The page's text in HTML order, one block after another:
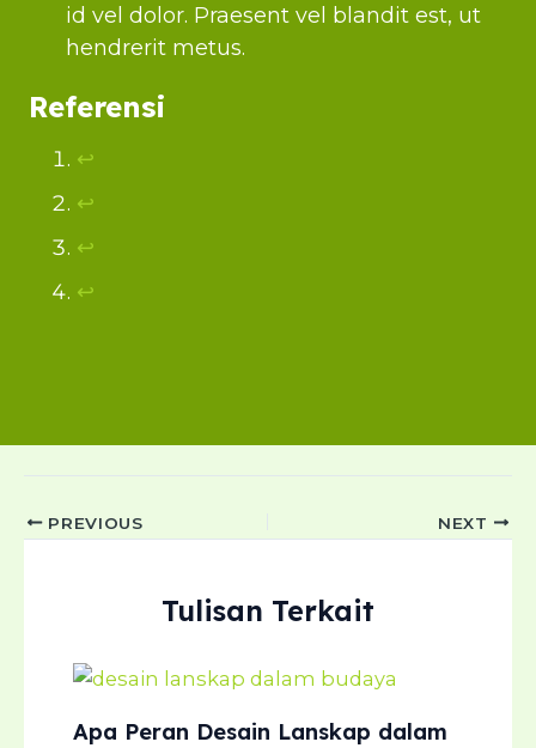
id vel dolor. Praesent vel blandit est, ut
hendrerit metus.
Referensi
↩︎
↩︎
↩︎
↩︎
Post
PREVIOUS NEXT
Tulisan Terkait
Apa Peran Desain Lanskap dalam